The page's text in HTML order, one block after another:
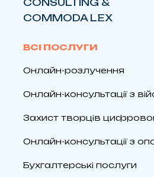
COMMODA LEX
ВСІ ПОСЛУГИ
Онлайн-розлучення
Онлайн-консультації з
Захист творців
Онлайн-консультації з
Бухгалтерські послуги